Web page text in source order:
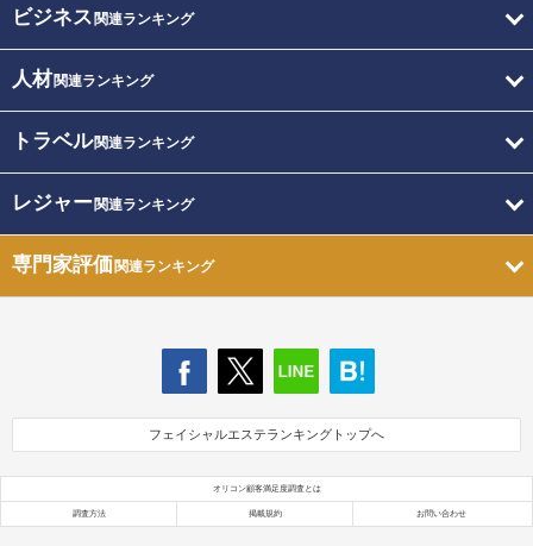
ビジネス 関連ランキング
人材関連ランキング
トラベル関連ランキング
レジャー関連ランキング
専門家評価関連ランキング
フェイシャルエステランキングトップへ
オリコン顧客満足度調査とは
調査方法 掲載規約 お問い合わせ